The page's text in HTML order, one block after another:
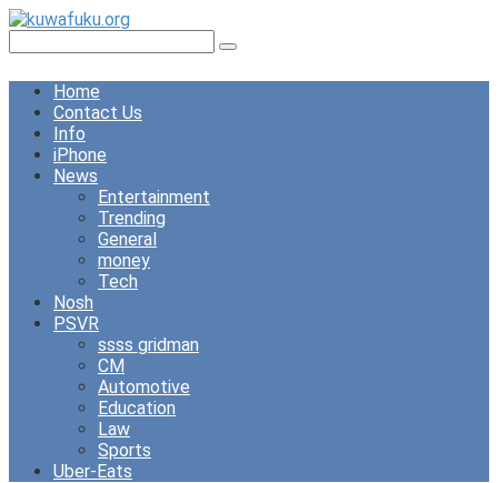
Skip
content
Home
Contact Us
Info
iPhone
News
Entertainment
Trending
General
money
Tech
Nosh
PSVR
ssss gridman
CM
Automotive
Education
Law
Sports
Uber-Eats